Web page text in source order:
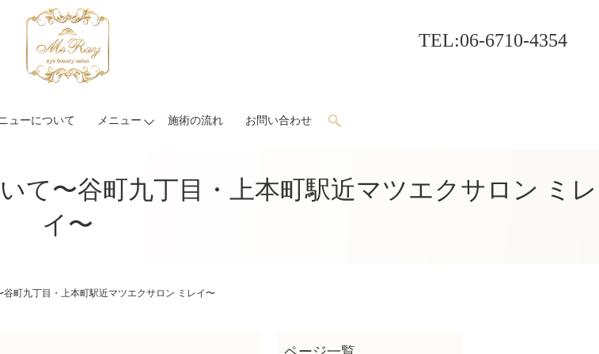
TEL:06-6710-4354
ューについて メニュー 施術の流れ お問い合わせ search
て〜谷町九丁目・上本町駅近マツエクサロン ミレ
イ〜
谷町九丁目・上本町駅近マツエクサロン ミレイ〜